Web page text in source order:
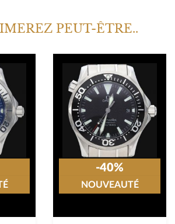
PEUT-ÊTRE..
-40%
NOUVEAUTÉ